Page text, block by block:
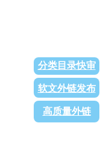
分类目录快审
软文外链发布
高质量外链